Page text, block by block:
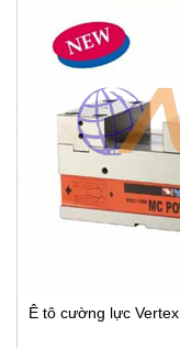
Ê tô cường lực Vertex